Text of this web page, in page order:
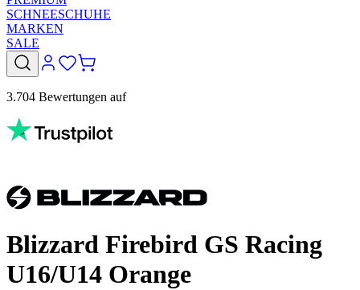
SCHNEESCHUHE
MARKEN
SALE
3.704 Bewertungen auf
Blizzard Firebird GS Racing
U16/U14 Orange